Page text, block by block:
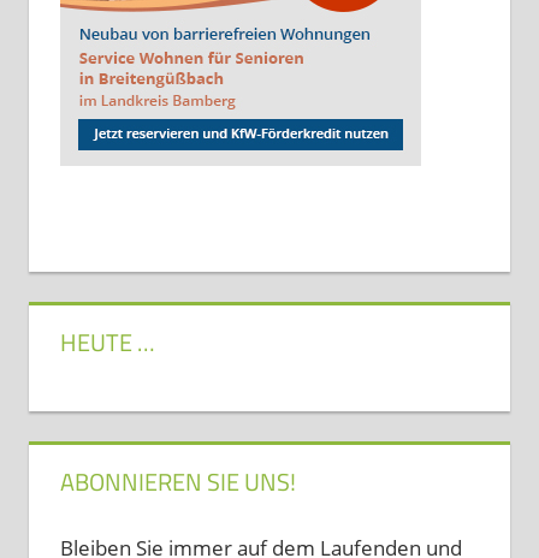
HEUTE …
ABONNIEREN SIE UNS!
Bleiben Sie immer auf dem Laufenden und